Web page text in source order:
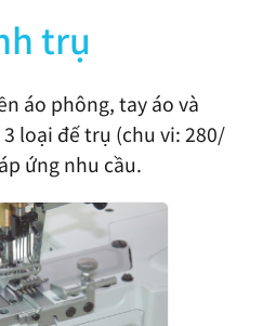
trụ
áo phông, tay áo và
loại đế trụ (chu vi: 280/
ứng nhu cầu.